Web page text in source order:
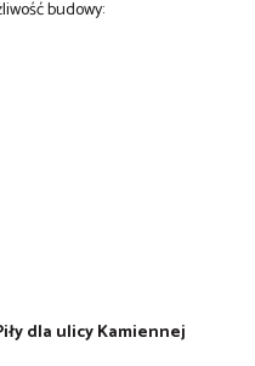
budowy:
dla ulicy Kamiennej